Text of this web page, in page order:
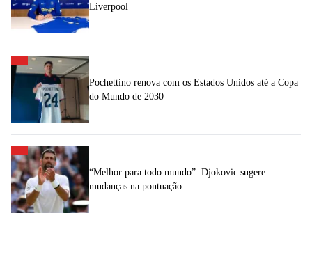
Liverpool
Pochettino renova com os Estados Unidos até a Copa
do Mundo de 2030
“Melhor para todo mundo”: Djokovic sugere
mudanças na pontuação